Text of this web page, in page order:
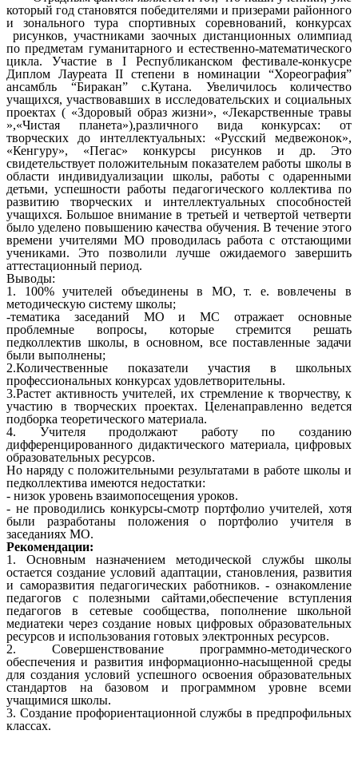
который год становятся победителями и призерами районного
и зонального тура спортивных соревнований, конкурсах
рисунков, участниками заочных дистанционных олимпиад
по предметам гуманитарного и естественно-математического
цикла. Участие в I Республиканском фестивале-конкусре
Диплом Лауреата II степени в номинации “Хореография”
ансамбль “Биракан” с.Кутана. Увеличилось количество
учащихся, участвовавших в исследовательских и социальных
проектах ( «Здоровый образ жизни», «Лекарственные травы
»,«Чистая планета»),различного вида конкурсах: от
творческих до интеллектуальных: «Русский медвежонок»,
«Кенгуру», «Пегас» конкурсы рисунков и др. Это
свидетельствует положительным показателем работы школы в
области индивидуализации школы, работы с одаренными
детьми, успешности работы педагогического коллектива по
развитию творческих и интеллектуальных способностей
учащихся. Большое внимание в третьей и четвертой четверти
было уделено повышению качества обучения. В течение этого
времени учителями МО проводилась работа с отстающими
учениками. Это позволили лучше ожидаемого завершить
аттестационный период.
Выводы:
1. 100% учителей объединены в МО, т. е. вовлечены в
методическую систему школы;
-тематика заседаний МО и МС отражает основные
проблемные вопросы, которые стремится решать
педколлектив школы, в основном, все поставленные задачи
были выполнены;
2.Количественные показатели участия в школьных
профессиональных конкурсах удовлетворительны.
3.Растет активность учителей, их стремление к творчеству, к
участию в творческих проектах. Целенаправленно ведется
подборка теоретического материала.
4. Учителя продолжают работу по созданию
дифференцированного дидактического материала, цифровых
образовательных ресурсов.
Но наряду с положительными результатами в работе школы и
педколлектива имеются недостатки:
- низок уровень взаимопосещения уроков.
- не проводились конкурсы-смотр портфолио учителей, хотя
были разработаны положения о портфолио учителя в
заседаниях МО.
Рекомендации:
1. Основным назначением методической службы школы
остается создание условий адаптации, становления, развития
и саморазвития педагогических работников. - ознакомление
педагогов с полезными сайтами,обеспечение вступления
педагогов в сетевые сообщества, пополнение школьной
медиатеки через создание новых цифровых образовательных
ресурсов и использования готовых электронных ресурсов.
2. Совершенствование программно-методического
обеспечения и развития информационно-насыщенной среды
для создания условий успешного освоения образовательных
стандартов на базовом и программном уровне всеми
учащимися школы.
3. Создание профориентационной службы в предпрофильных
классах.